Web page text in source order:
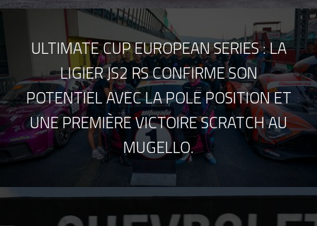
ULTIMATE CUP EUROPEAN SERIES : LA
LIGIER JS2 RS CONFIRME SON
POTENTIEL AVEC LA POLE POSITION ET
UNE PREMIÈRE VICTOIRE SCRATCH AU
MUGELLO.